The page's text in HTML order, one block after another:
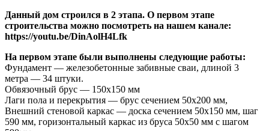
Данный дом строился в 2 этапа. О первом этапе
строительства можно посмотреть на нашем канале:
https://youtu.be/DinAolH4Lfk
На первом этапе были выполнены следующие работы:
Фундамент — железобетонные забивные сваи, длиной 3
метра — 34 штуки.
Обвязочный брус — 150х150 мм
Лаги пола и перекрытия — брус сечением 50х200 мм,
Внешний стеновой каркас — доска сечением 50х150 мм, шаг
590 мм, горизонтальный каркас из бруса 50х50 мм с шагом